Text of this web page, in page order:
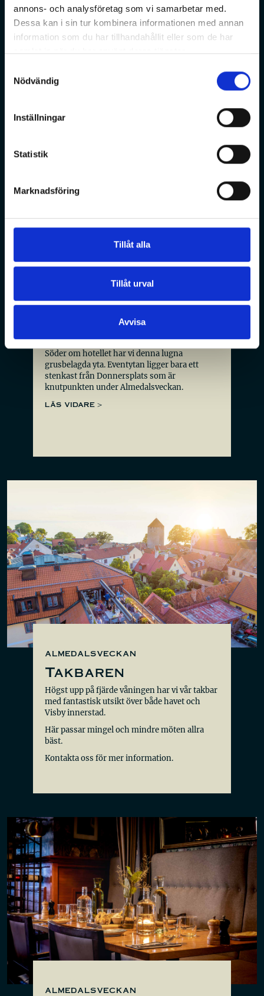
annons- och analysföretag som vi samarbetar med.
Dessa kan i sin tur kombinera informationen med annan
information som du har tillhandahållit eller som de har
samlat in när du har använt deras tjänster.
Nödvändig
Inställningar
Statistik
Marknadsföring
Tillåt alla
Tillåt urval
Avvisa
stenkast från Donnersplats som är knutpunkten under
Almedalsveckan.
almedalsveckan
Rigagränd
Söder om hotellet har vi denna lugna
grusbelagda yta. Eventytan ligger bara ett
stenkast från Donnersplats som är
knutpunkten under Almedalsveckan.
LÄS VIDARE >
almedalsveckan
Takbaren
Högst upp på fjärde våningen har vi vår takbar
med fantastisk utsikt över både havet och
Visby innerstad.
Här passar mingel och mindre möten allra
bäst.
Kontakta oss för mer information.
almedalsveckan